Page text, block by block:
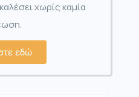
χωρίς καμία
εδώ